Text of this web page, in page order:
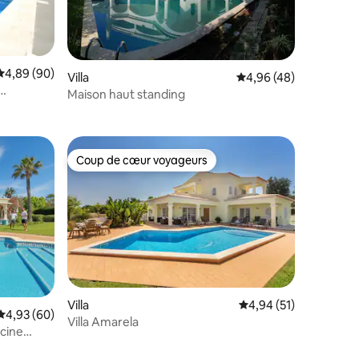
: 5 sur 5
moyenne sur la base de 90 commentaires : 4,89 sur 5
4,89 (90)
Villa Évaluation moyenne
4,96 (48)
Maison haut standing
: 4,95 sur 5
appréciés
moyenne sur la base de 60 commentaires : 4,93 sur 5
4,93 (60)
Coup de cœur voyageurs
Coup de cœur voyageurs
Villa Évaluation moyenne
4,94 (51)
Villa Amarela